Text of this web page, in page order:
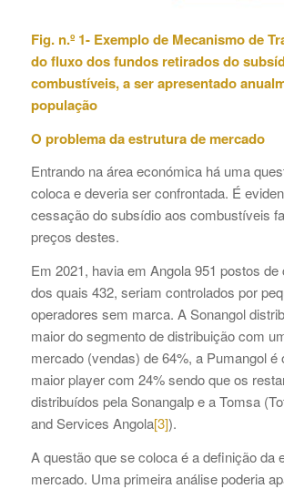
Fig. n.º 1- Exemplo de Mecanismo de
do fluxo dos fundos retirados do
combustíveis, a ser apresentado
população
O problema da estrutura de mercado
Entrando na área económica há uma
coloca e deveria ser confrontada. É
cessação do subsídio aos combustíveis
preços destes.
Em 2021, havia em Angola 951 postos
dos quais 432, seriam controlados por
operadores sem marca. A Sonangol
maior do segmento de distribuição com
mercado (vendas) de 64%, a Pumangol é
maior player com 24% sendo que os
distribuídos pela Sonangalp e a Tomsa
and Services Angola[3]).
A questão que se coloca é a definição da
mercado. Uma primeira análise poderia